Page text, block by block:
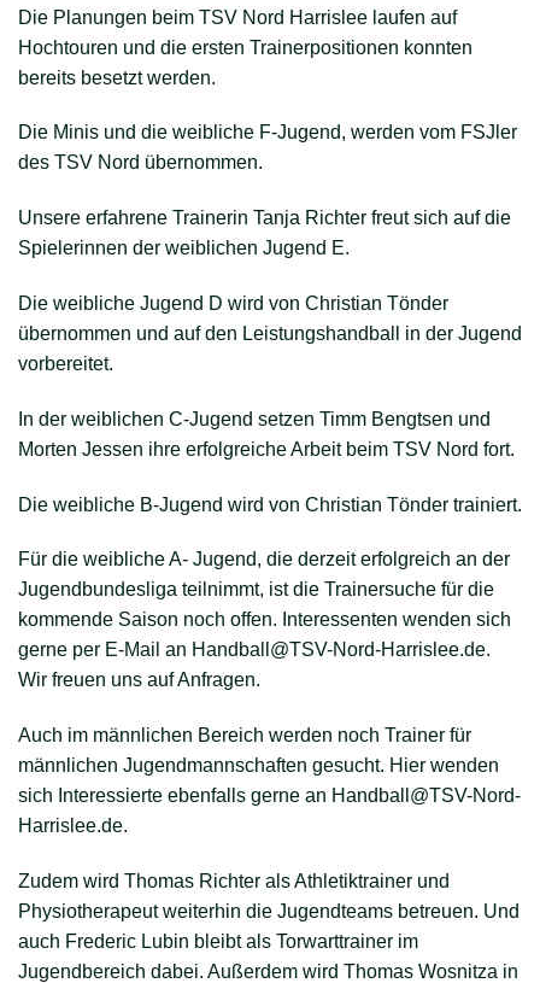
Die Planungen beim TSV Nord Harrislee laufen auf
Hochtouren und die ersten Trainerpositionen konnten
bereits besetzt werden.
Die Minis und die weibliche F-Jugend, werden vom FSJler
des TSV Nord übernommen.
Unsere erfahrene Trainerin Tanja Richter freut sich auf die
Spielerinnen der weiblichen Jugend E.
Die weibliche Jugend D wird von Christian Tönder
übernommen und auf den Leistungshandball in der Jugend
vorbereitet.
In der weiblichen C-Jugend setzen Timm Bengtsen und
Morten Jessen ihre erfolgreiche Arbeit beim TSV Nord fort.
Die weibliche B-Jugend wird von Christian Tönder trainiert.
Für die weibliche A- Jugend, die derzeit erfolgreich an der
Jugendbundesliga teilnimmt, ist die Trainersuche für die
kommende Saison noch offen. Interessenten wenden sich
gerne per E-Mail an Handball@TSV-Nord-Harrislee.de.
Wir freuen uns auf Anfragen.
Auch im männlichen Bereich werden noch Trainer für
männlichen Jugendmannschaften gesucht. Hier wenden
sich Interessierte ebenfalls gerne an Handball@TSV-Nord-
Harrislee.de.
Zudem wird Thomas Richter als Athletiktrainer und
Physiotherapeut weiterhin die Jugendteams betreuen. Und
auch Frederic Lubin bleibt als Torwarttrainer im
Jugendbereich dabei. Außerdem wird Thomas Wosnitza in